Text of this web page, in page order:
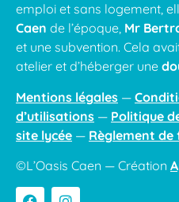
emploi et sans logement,
Caen de l’époque, Mr
et une subvention. Cela
atelier et d’héberger une
Mentions légales —
d’utilisations — Politique
site lycée — Règlement
©L’Oasis Caen — Création